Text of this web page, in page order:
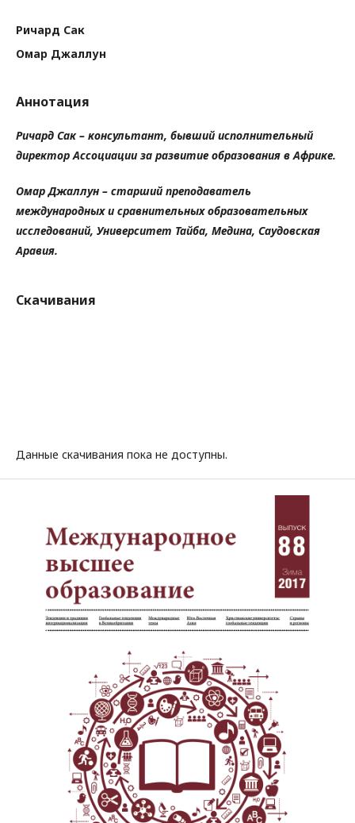
Ричард Сак
Омар Джаллун
Аннотация
Ричард Сак – консультант, бывший исполнительный
директор Ассоциации за развитие образования в Африке.
Омар Джаллун – старший преподаватель
международных и сравнительных образовательных
исследований, Университет Тайба, Медина, Саудовская
Аравия.
Скачивания
Данные скачивания пока не доступны.